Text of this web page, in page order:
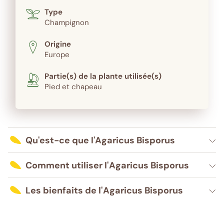
Type
Champignon
Origine
Europe
Partie(s) de la plante utilisée(s)
Pied et chapeau
Qu'est-ce que l'Agaricus Bisporus
Comment utiliser l'Agaricus Bisporus
Les bienfaits de l'Agaricus Bisporus